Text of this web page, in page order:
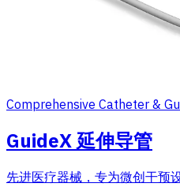
Comprehensive Catheter &
GuideX 延伸导管
先进医疗器械，专为微创干预